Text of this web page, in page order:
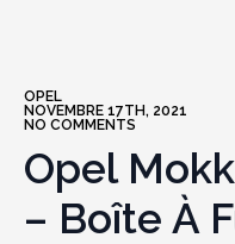
OPEL
NOVEMBRE 17TH, 2021
NO COMMENTS
Opel
– Boîte À